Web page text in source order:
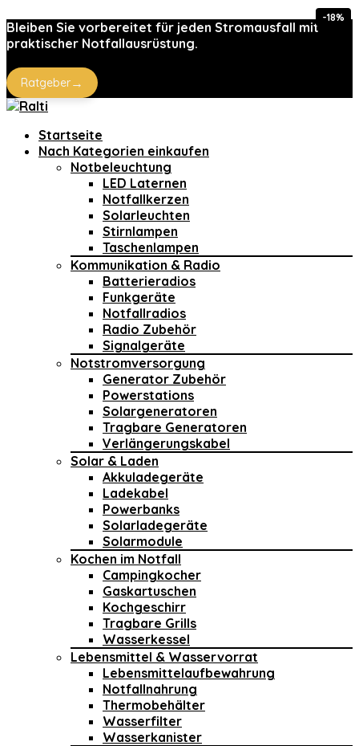
Bleiben Sie vorbereitet für jeden Stromausfall mit
praktischer Notfallausrüstung.
Ratgeber→
Startseite
Nach Kategorien einkaufen
Notbeleuchtung
LED Laternen
Notfallkerzen
Solarleuchten
Stirnlampen
Taschenlampen
Kommunikation & Radio
Batterieradios
Funkgeräte
Notfallradios
Radio Zubehör
Signalgeräte
Notstromversorgung
Generator Zubehör
Powerstations
Solargeneratoren
Tragbare Generatoren
Verlängerungskabel
Solar & Laden
Akkuladegeräte
Ladekabel
Powerbanks
Solarladegeräte
Solarmodule
Kochen im Notfall
Campingkocher
Gaskartuschen
Kochgeschirr
Tragbare Grills
Wasserkessel
Lebensmittel & Wasservorrat
Lebensmittelaufbewahrung
Notfallnahrung
Thermobehälter
Wasserfilter
Wasserkanister
-18%